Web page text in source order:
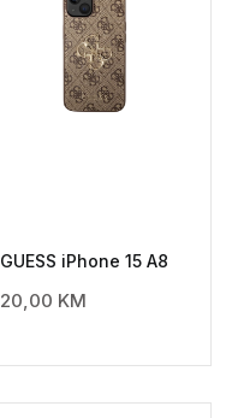
GUESS iPhone 15 A8
20,00 KM